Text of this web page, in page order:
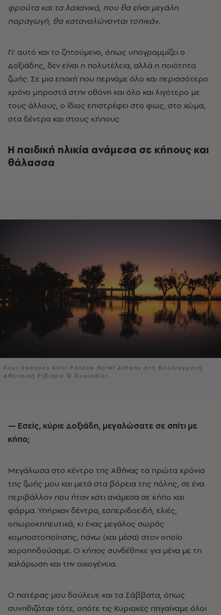
φρούτα και τα λαχανικά, που θα είναι μεγάλη
παραγωγή, θα καταναλώνονται τοπικά».
Γι’ αυτό και το ζητούμενο, όπως υπογραμμίζει ο
Δοξιάδης, δεν είναι η πολυτέλεια, αλλά η ποιότητα
ζωής. Σε μια εποχή που περνάμε όλο και περισσότερο
χρόνο μπροστά στην οθόνη και όλο και λιγότερο με
τους άλλους, ο ίδιος επιστρέφει στο φως, στο χώμα,
στα δέντρα και στους κήπους.
Η παιδική ηλικία ανάμεσα σε κήπους και
θάλασσα
Four Seasons Astir Palace Hotel Athens στη Βουλιαγμένη,
Αθηναϊκή Ριβιέρα © Doxiadis+
— Εσείς, κύριε Δοξιάδη, μεγαλώσατε σε σπίτι με
κήπο;
Μεγάλωσα στο κέντρο της Αθήνας τα πρώτα χρόνια
της ζωής μου και μετά στα βόρεια της πόλης, σε ένα
περιβάλλον που ήταν κάτι ανάμεσα σε κήπο και
φάρμα. Υπήρχαν δέντρα, εσπεριδοειδή, ελιές,
οπωροκηπευτικά, κι ένας μεγάλος σωρός
κομποστοποίησης, πάνω (και μέσα) στον οποίο
χοροπηδούσαμε. Ο κήπος συνδέθηκε για μένα με τη
χαλάρωση και την οικογένεια.
Ο πατέρας μου δούλευε και τα Σάββατα, όπως
συνηθιζόταν τότε, οπότε τις Κυριακές πηγαίναμε όλοι